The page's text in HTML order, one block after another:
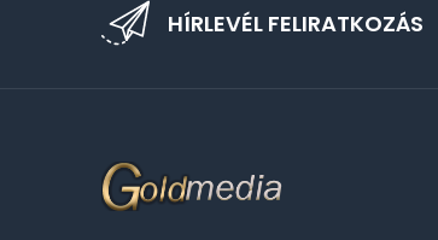
HÍRLEVÉL FELIRATKOZÁS